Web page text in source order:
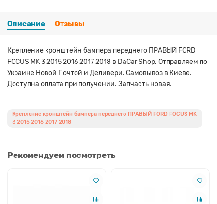
Описание Отзывы
Крепление кронштейн бампера переднего ПРАВЫЙ FORD
FOCUS MK 3 2015 2016 2017 2018 в DaCar Shop. Отправляем по
Украине Новой Почтой и Деливери. Самовывоз в Киеве.
Доступна оплата при получении. Запчасть новая.
Крепление кронштейн бампера переднего ПРАВЫЙ FORD FOCUS MK
3 2015 2016 2017 2018
Рекомендуем посмотреть